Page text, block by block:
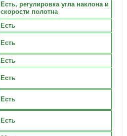
Есть, регулировка угла наклона и
скорости полотна
Есть
Есть
Есть
Есть
Есть
Есть